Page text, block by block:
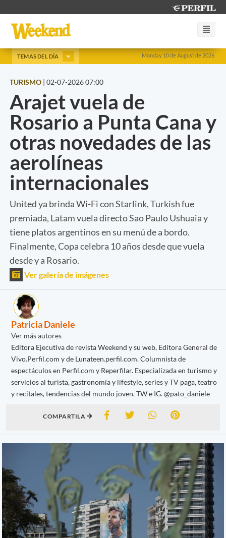
Monday 10 de August de 2026
TEMAS DEL DÍA
TURISMO | 02-07-2026 07:00
Arajet vuela de
Rosario a Punta Cana y
otras novedades de las
aerolíneas
internacionales
United ya brinda Wi-Fi con Starlink, Turkish fue
premiada, Latam vuela directo Sao Paulo Ushuaia y
tiene platos argentinos en su menú de a bordo.
Finalmente, Copa celebra 10 años desde que vuela
desde y a Rosario.
Ver galería de imágenes
Patricia Daniele
Ver más autores
Editora Ejecutiva de revista Weekend y su web, Editora General de
Vivo.Perfil.com y de Lunateen.perfil.com. Columnista de
espectáculos en Perfil.com y Reperfilar. Especializada en turismo y
servicios al turista, gastronomía y lifestyle, series y TV paga, teatro
y recitales, tendencias del mundo joven. TW e IG. @pato_daniele
COMPARTILA